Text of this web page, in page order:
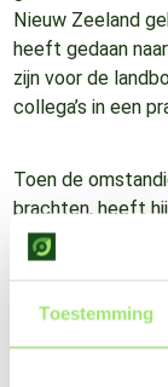
Toestemming
Nieuw Zeeland
heeft gedaan
zijn voor de
collega’s in een
Toen de
brachten, heeft
uiteindelijk werd
agrarische
met Appsforagri.